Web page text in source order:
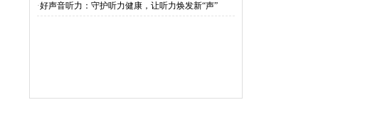
·好声音听力：守护听力健康，让听力焕发新“声”